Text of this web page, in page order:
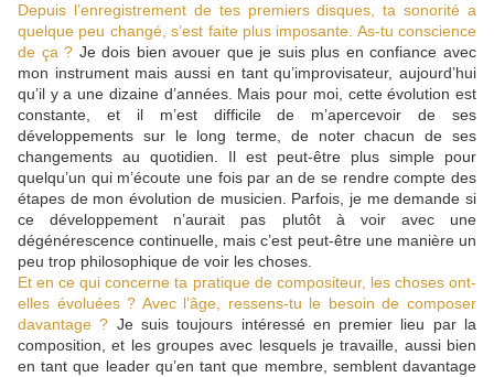
Depuis l’enregistrement de tes premiers disques, ta sonorité a
quelque peu changé, s’est faite plus imposante. As-tu conscience
de ça ? Je dois bien avouer que je suis plus en confiance avec
mon instrument mais aussi en tant qu’improvisateur, aujourd’hui
qu’il y a une dizaine d’années. Mais pour moi, cette évolution est
constante, et il m’est difficile de m’apercevoir de ses
développements sur le long terme, de noter chacun de ses
changements au quotidien. Il est peut-être plus simple pour
quelqu’un qui m’écoute une fois par an de se rendre compte des
étapes de mon évolution de musicien. Parfois, je me demande si
ce développement n’aurait pas plutôt à voir avec une
dégénérescence continuelle, mais c’est peut-être une manière un
peu trop philosophique de voir les choses.
Et en ce qui concerne ta pratique de compositeur, les choses ont-
elles évoluées ? Avec l’âge, ressens-tu le besoin de composer
davantage ? Je suis toujours intéressé en premier lieu par la
composition, et les groupes avec lesquels je travaille, aussi bien
en tant que leader qu’en tant que membre, semblent davantage